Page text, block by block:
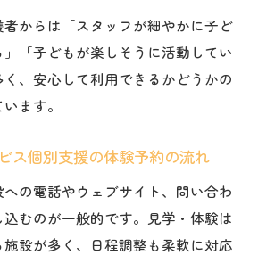
からは「スタッフが細やかに子ど
「子どもが楽しそうに活動してい
、安心して利用できるかどうかの
ます。
ス個別支援の体験予約の流れ
の電話やウェブサイト、問い合わ
むのが一般的です。見学・体験は
設が多く、日程調整も柔軟に対応